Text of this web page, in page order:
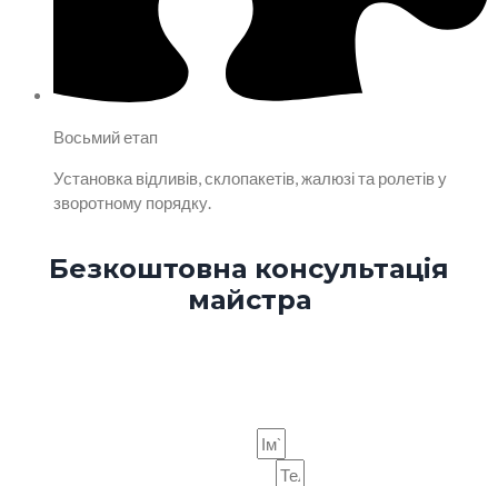
Восьмий етап
Установка відливів, склопакетів, жалюзі та ролетів у
зворотному порядку.
Безкоштовна консультація
майстра